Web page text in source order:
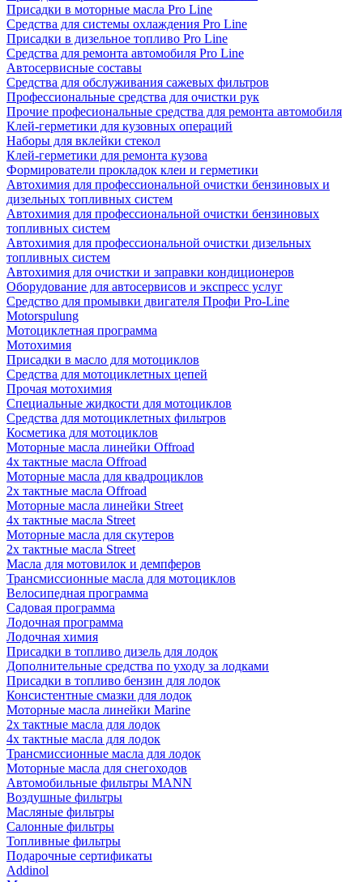
Присадки в моторные масла Pro Line
Средства для системы охлаждения Pro Line
Присадки в дизельное топливо Pro Line
Средства для ремонта автомобиля Pro Line
Автосервисные составы
Средства для обслуживания сажевых фильтров
Профессиональные средства для очистки рук
Прочие професиональные средства для ремонта автомобиля
Клей-герметики для кузовных операций
Наборы для вклейки стекол
Клей-герметики для ремонта кузова
Формирователи прокладок клеи и герметики
Автохимия для профессиональной очистки бензиновых и
дизельных топливных систем
Автохимия для профессиональной очистки бензиновых
топливных систем
Автохимия для профессиональной очистки дизельных
топливных систем
Автохимия для очистки и заправки кондиционеров
Оборудование для автосервисов и экспресс услуг
Средство для промывки двигателя Профи Pro-Line
Motorspulung
Мотоциклетная программа
Мотохимия
Присадки в масло для мотоциклов
Средства для мотоциклетных цепей
Прочая мотохимия
Специальные жидкости для мотоциклов
Средства для мотоциклетных фильтров
Косметика для мотоциклов
Моторные масла линейки Offroad
4х тактные масла Offroad
Моторные масла для квадроциклов
2х тактные масла Offroad
Моторные масла линейки Street
4х тактные масла Street
Моторные масла для скутеров
2х тактные масла Street
Масла для мотовилок и демпферов
Трансмиссионные масла для мотоциклов
Велосипедная программа
Садовая программа
Лодочная программа
Лодочная химия
Присадки в топливо дизель для лодок
Дополнительные средства по уходу за лодками
Присадки в топливо бензин для лодок
Консистентные смазки для лодок
Моторные масла линейки Marine
2х тактные масла для лодок
4х тактные масла для лодок
Трансмиссионные масла для лодок
Моторные масла для снегоходов
Автомобильные фильтры MANN
Воздушные фильтры
Масляные фильтры
Салонные фильтры
Топливные фильтры
Подарочные сертификаты
Addinol